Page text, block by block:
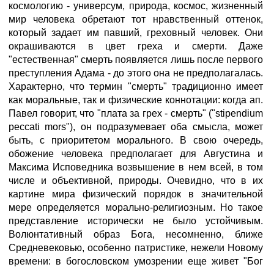
космологию - универсум, природа, космос, жизненный
мир человека обретают тот нравственный оттенок,
который задает им павший, греховный человек. Они
окрашиваются в цвет греха и смерти. Даже
"естественная" смерть появляется лишь после первого
преступления Адама - до этого она не предполагалась.
Характерно, что термин "смерть" традиционно имеет
как моральные, так и физические коннотации: когда ап.
Павел говорит, что "плата за грех - смерть" ("stipendium
peccati mors"), он подразумевает оба смысла, может
быть, с приоритетом морального. В свою очередь,
обожение человека предполагает для Августина и
Максима Исповедника возвышение в нем всей, в том
числе и объективной, природы. Очевидно, что в их
картине мира физический порядок в значительной
мере определяется морально-религиозным. Но такое
представление исторически не было устойчивым.
Волюнтативный образ Бога, несомненно, ближе
Средневековью, особенно патристике, нежели Новому
времени: в богословском умозрении еще живет "Бог